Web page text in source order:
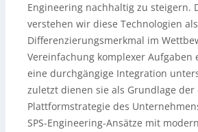
Engineering nachhaltig zu steigern.
verstehen wir diese Technologien
Differenzierungsmerkmal im
Vereinfachung komplexer Aufgaben
eine durchgängige Integration
zuletzt dienen sie als Grundlage der
Plattformstrategie des
SPS-Engineering-Ansätze mit